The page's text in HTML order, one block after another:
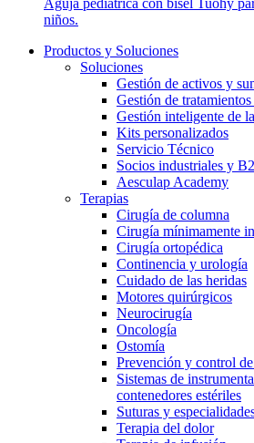
Aguja pediátrica con bisel Tuohy
niños.
Productos y Soluciones
Soluciones
Gestión de activos y
Gestión de
Gestión inteligente de
Kits personalizados
Servicio Técnico
Socios industriales y
Aesculap Academy
Terapias
Cirugía de columna
Cirugía mínimamente
Cirugía ortopédica
Continencia y urología
Cuidado de las heridas
Motores quirúrgicos
Neurocirugía
Oncología
Ostomía
Prevención y control
Sistemas de
contenedores estériles
Suturas y
Terapia del dolor